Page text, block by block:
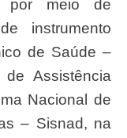
por meio de
instrumento
de Saúde –
Assistência
Nacional de
– Sisnad, na